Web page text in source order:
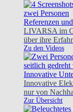
Referenzen
LIVARSA im
über ihre
Zu den Videos
Innovative
Innovative
nur von
Zur Übersicht